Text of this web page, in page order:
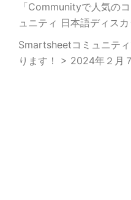
「Communityで人気の
ュニティ 日本語ディス
Smartsheetコミュニテ
ります！ > 2024年２月